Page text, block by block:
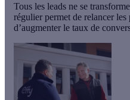
Tous les leads ne se
régulier permet de relancer les
d’augmenter le taux de